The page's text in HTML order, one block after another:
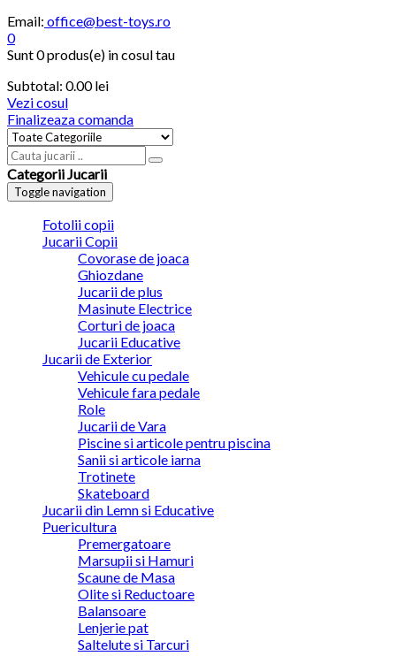
Email: office@best-toys.ro
0
Sunt0 produs(e) in cosul tau
Subtotal: 0.00lei
Vezi cosul
Finalizeaza comanda
Categorii Jucarii
Toggle navigation
Fotolii copii
Jucarii Copii
Covorase de joaca
Ghiozdane
Jucarii de plus
Masinute Electrice
Corturi de joaca
Jucarii Educative
Jucarii de Exterior
Vehicule cu pedale
Vehicule fara pedale
Role
Jucarii de Vara
Piscine si articole pentru piscina
Sanii si articole iarna
Trotinete
Skateboard
Jucarii din Lemn si Educative
Puericultura
Premergatoare
Marsupii si Hamuri
Scaune de Masa
Olite si Reductoare
Balansoare
Lenjerie pat
Saltelute si Tarcuri